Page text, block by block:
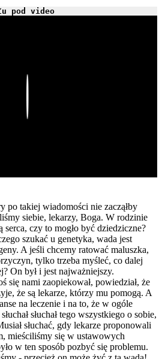
pod video
po takiej wiadomości nie zacząłby
siebie, lekarzy, Boga. W rodzinie
czy to mogło być dziedziczne?
szukać u genetyka, wada jest
A jeśli chcemy ratować maluszka,
tylko trzeba myśleć, co dalej
On był i jest najważniejszy.
się nami zaopiekował, powiedział, że
że są lekarze, którzy mu pomogą. A
na leczenie i na to, że w ogóle
słuchał tego wszystkiego o sobie,
słuchać, gdy lekarze proponowali
mieściliśmy się w ustawowych
w ten sposób pozbyć się problemu.